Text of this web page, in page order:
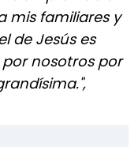
mis familiares y
de Jesús es
nosotros por